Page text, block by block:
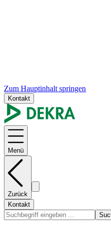
Zum Hauptinhalt springen
Kontakt
Menü
Zurück
Kontakt